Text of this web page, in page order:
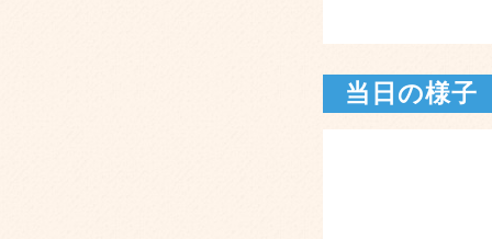
当日の様子